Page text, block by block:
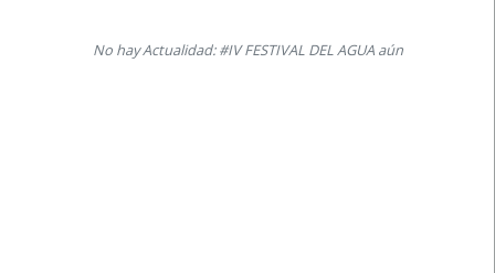
No hay Actualidad: #IV FESTIVAL DEL AGUA aún